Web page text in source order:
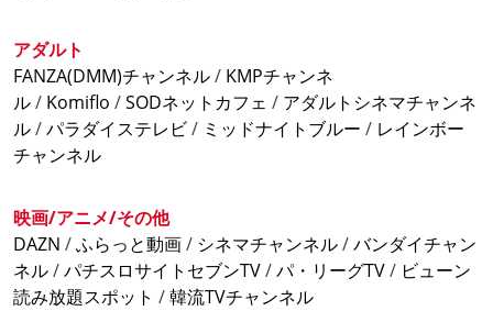
アダルト
FANZA(DMM)チャンネル/ KMPチャンネ
ル/ Komiflo /SODネットカフェ / アダルトシネマチャンネ
ル/パラダイステレビ/ ミッドナイトブルー / レインボー
チャンネル
映画/アニメ/その他
DAZN /ふらっと動画/ シネマチャンネル/バンダイチャン
ネル/パチスロサイトセブンTV/パ・リーグTV/ ビューン
読み放題スポット /韓流TVチャンネル